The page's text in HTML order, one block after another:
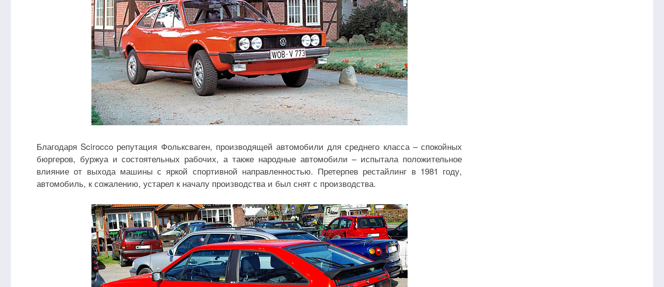
Благодаря Scirocco репутация Фольксваген, производящей автомобили для среднего класса – спокойных
бюргеров, буржуа и состоятельных рабочих, а также народные автомобили – испытала положительное
влияние от выхода машины с яркой спортивной направленностью. Претерпев рестайлинг в 1981 году,
автомобиль, к сожалению, устарел к началу производства и был снят с производства.